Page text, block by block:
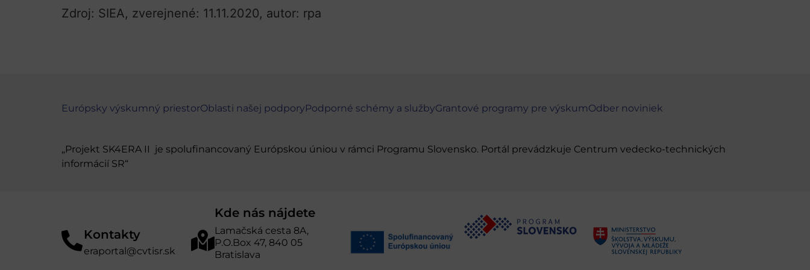
Zdroj: SIEA, zverejnené: 11.11.2020, autor: rpa
Európsky výskumný priestorOblasti našej podporyPodporné schémy a službyGrantové programy pre výskumOdber noviniek
„Projekt SK4ERA II je spolufinancovaný Európskou úniou v rámci Programu Slovensko. Portál prevádzkuje Centrum vedecko-technických
informácií SR“
Kontakty
eraportal@cvtisr.sk
Kde nás nájdete
Lamačská cesta 8A,
P.O.Box 47, 840 05
Bratislava